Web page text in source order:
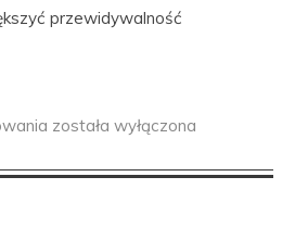
przewidywalność
została wyłączona